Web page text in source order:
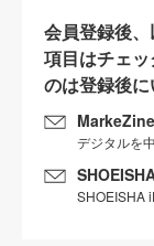
会員登録後
項目はチェ
のは登録後に
デジタルを
SHOEISHA